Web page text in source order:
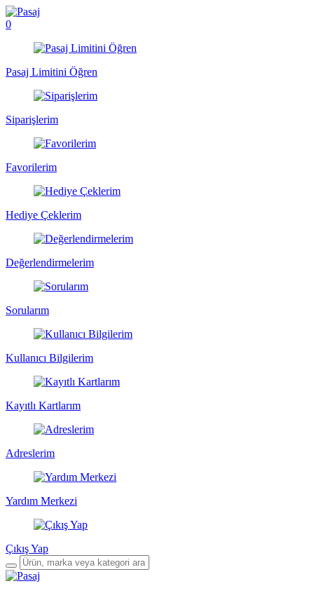
0
Pasaj Limitini Öğren
Siparişlerim
Favorilerim
Hediye Çeklerim
Değerlendirmelerim
Sorularım
Kullanıcı Bilgilerim
Kayıtlı Kartlarım
Adreslerim
Yardım Merkezi
Çıkış Yap